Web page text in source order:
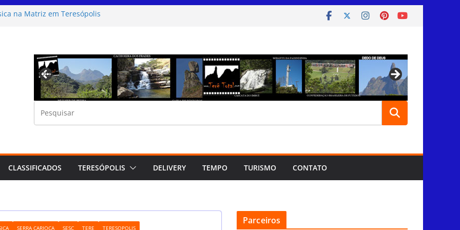
na Matriz em Teresópolis
Sertanejo na Casa de Portugal de
Previous
CLASSIFICADOS TERESÓPOLIS DELIVERY TEMPO TURISMO CONTATO
SERRA CARIOCA SESC TERE TERESOPOLIS
Parceiros